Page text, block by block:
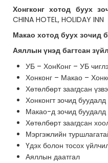
Хонгконг хотод буух
CHINA HOTEL, HOLIDAY INN
Макао хотод буух зочид
Аяллын үнэд багтсан
УБ – ХонКонг – УБ
Хонконг – Макао –
Хөтөлбөрт заагдсан
Хонконгт зочид
Макао-д зочид буудалд
Хөтөлбөрт заагдсан
Мэргэжлийн
Үдэх болон тосох
Аяллын даатгал